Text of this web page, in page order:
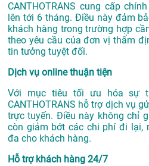
CANTHOTRANS cung cấp
lên tới 6 tháng. Điều này đảm
khách hàng trong trường hợp
theo yêu cầu của đơn vị thẩm
tin tưởng tuyệt đối.
Dịch vụ online thuận tiện
Với mục tiêu tối ưu hóa sự
CANTHOTRANS hỗ trợ dịch vụ
trực tuyến. Điều này không chỉ
còn giảm bớt các chi phí đi lại,
đa cho khách hàng.
Hỗ trợ khách hàng 24/7